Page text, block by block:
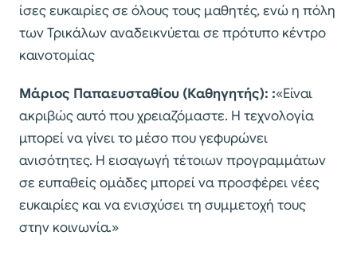
ίσες ευκαιρίες σε όλους τους μαθητές, ενώ η πόλη
των Τρικάλων αναδεικνύεται σε πρότυπο κέντρο
καινοτομίας​
Μάριος Παπαευσταθίου (Καθηγητής): :«Είναι
ακριβώς αυτό που χρειαζόμαστε. Η τεχνολογία
μπορεί να γίνει το μέσο που γεφυρώνει
ανισότητες. Η εισαγωγή τέτοιων προγραμμάτων
σε ευπαθείς ομάδες μπορεί να προσφέρει νέες
ευκαιρίες και να ενισχύσει τη συμμετοχή τους
στην κοινωνία.»